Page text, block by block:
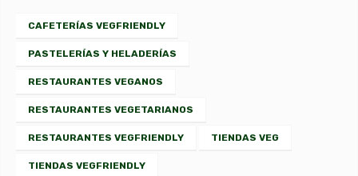
CAFETERÍAS VEGFRIENDLY
PASTELERÍAS Y HELADERÍAS
RESTAURANTES VEGANOS
RESTAURANTES VEGETARIANOS
RESTAURANTES VEGFRIENDLY TIENDAS VEG
TIENDAS VEGFRIENDLY